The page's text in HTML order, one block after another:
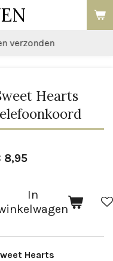
verzonden
Hearts
8,95
In
Hearts